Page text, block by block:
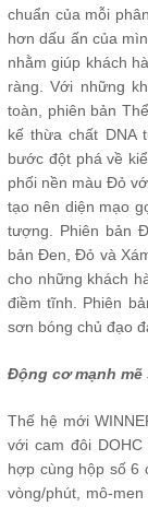
chuẩn của mỗi
hơn dấu ấn của
nhằm giúp khách
ràng. Với những
toàn, phiên bản
kế thừa chất DNA
bước đột phá về
phối nền màu Đỏ
tạo nên diện mạo
tượng. Phiên bản
bản Đen, Đỏ và
cho những khách
điềm tĩnh. Phiên
sơn bóng chủ đạo
Động cơ mạnh
Thế hệ mới
với cam đôi
hợp cùng hộp số 6
vòng/phút, mô-